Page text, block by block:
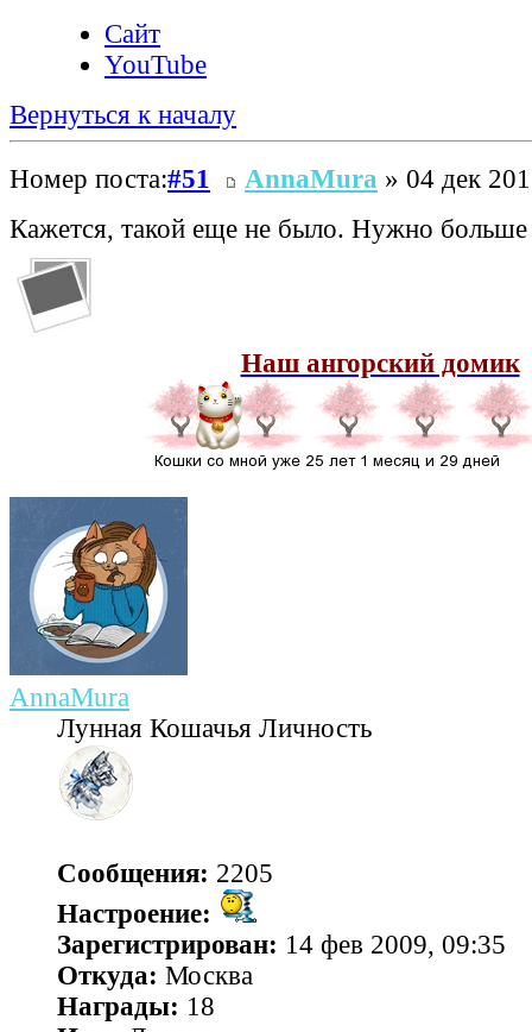
Сайт
YouTube
Вернуться к началу
Номер поста:#51 AnnaMura » 04 дек
Кажется, такой еще не было. Нужно
Наш ангорский домик
AnnaMura
Лунная Кошачья Личность
Сообщения: 2205
Настроение:
Зарегистрирован: 14 фев 2009, 09:35
Откуда: Москва
Награды: 18